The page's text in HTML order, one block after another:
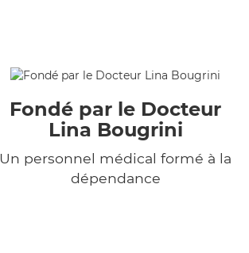
Fondé par le Docteur
Lina Bougrini
Un personnel médical formé à la
dépendance